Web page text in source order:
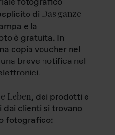
di Das ganze
e la
è gratuita. In
copia voucher nel
breve notifica nel
Leben, dei prodotti e
clienti si trovano
fotografico: